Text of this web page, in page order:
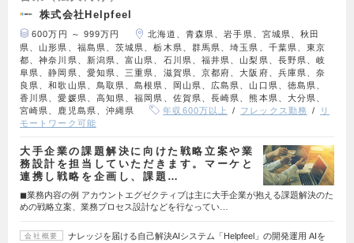
株式会社Helpfeel
600万円 ～ 999万円
北海道、青森県、岩手県、宮城県、秋田
県、山形県、福島県、茨城県、栃木県、群馬県、埼玉県、千葉県、東京
都、神奈川県、新潟県、富山県、石川県、福井県、山梨県、長野県、岐
阜県、静岡県、愛知県、三重県、滋賀県、京都府、大阪府、兵庫県、奈
良県、和歌山県、鳥取県、島根県、岡山県、広島県、山口県、徳島県、
香川県、愛媛県、高知県、福岡県、佐賀県、長崎県、熊本県、大分県、
宮崎県、鹿児島県、沖縄県
年収600万以上 フレックス勤務
リ
モートワーク可能
大手企業の課題解決に向けた戦略立案や業
務設計を担当していただきます。マーケと
連携し戦略を企画し、課題…
◼︎業務内容の例 アカウントエグゼクティブは主に大手企業が抱える課題解決のた
めの戦略立案、業務プロセス設計などを行なってい…
会社概要
ナレッジを届ける自己解決AIシステム「Helpfeel」の開発運用 AIを